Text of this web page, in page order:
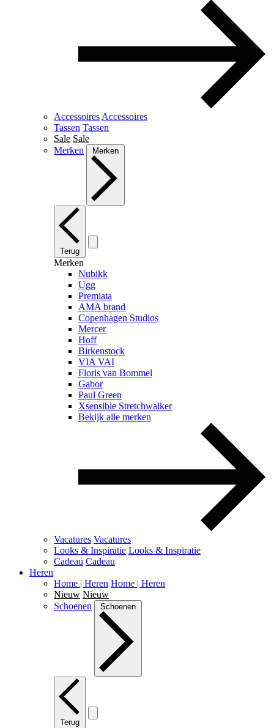
Accessoires Accessoires
Tassen Tassen
Sale Sale
Merken
Merken
Terug
Merken
Nubikk
Ugg
Premiata
AMA brand
Copenhagen Studios
Mercer
Hoff
Birkenstock
VIA VAI
Floris van Bommel
Gabor
Paul Green
Xsensible Stretchwalker
Bekijk alle merken
Vacatures Vacatures
Looks & Inspiratie Looks & Inspiratie
Cadeau Cadeau
Heren
Home | Heren Home | Heren
Nieuw Nieuw
Schoenen
Schoenen
Terug